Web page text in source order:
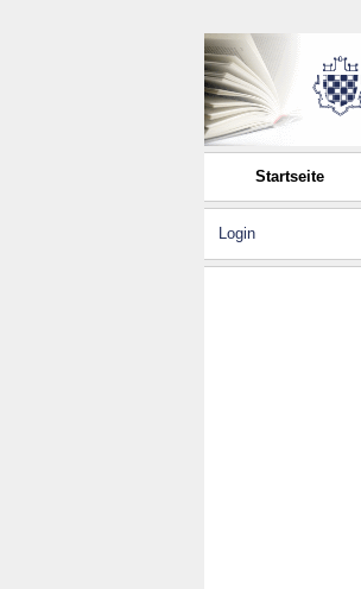
Startseite
Login